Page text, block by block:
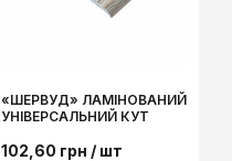
«ШЕРВУД» ЛАМІНОВАНИЙ
УНІВЕРСАЛЬНИЙ КУТ
102,60 грн / шт